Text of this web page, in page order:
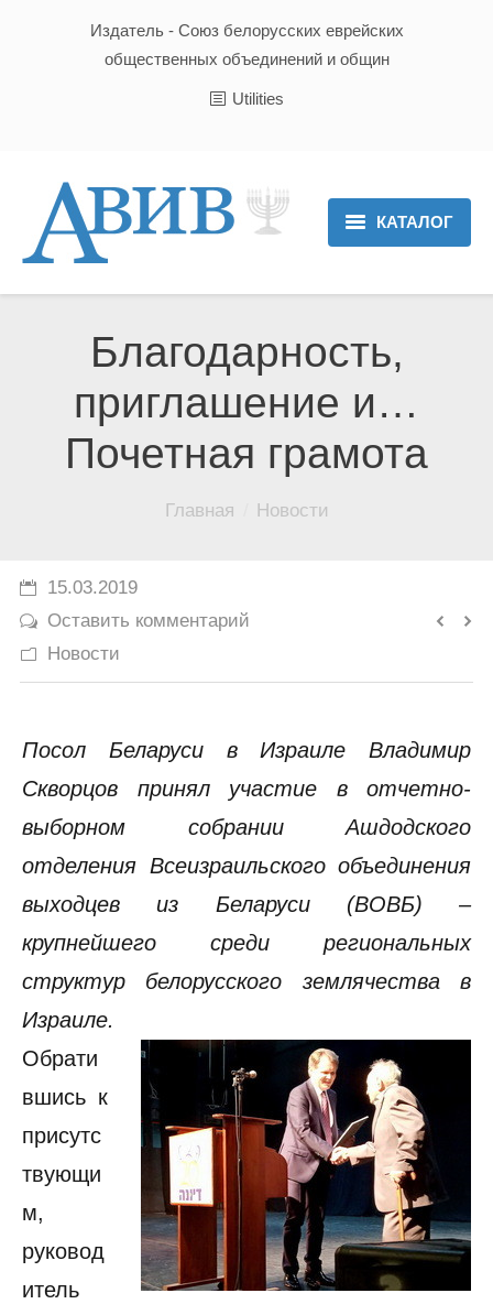
Издатель - Союз белорусских еврейских
общественных объединений и общин
Utilities
КАТАЛОГ
Культура и Традиции
Благодарность,
приглашение и…
Почетная грамота
Главная Новости
15.03.2019
Оставить комментарий
Новости
Посол Беларуси в Израиле Владимир
Скворцов принял участие в отчетно-
выборном собрании Ашдодского
отделения Всеизраильского объединения
выходцев из Беларуси (ВОВБ) –
крупнейшего среди региональных
структур белорусского землячества в
Израиле.
Обрати
вшись к
присутс
твующи
м,
руковод
итель